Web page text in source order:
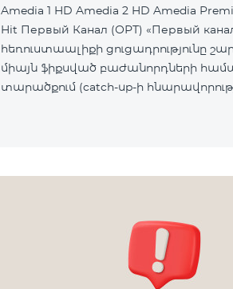
Amedia 1 HD Amedia 2 HD Amedia
Hit Первый Канал (ОРТ) «Первый канал»
հեռուստաալիքի ցուցադրությունը
միայն ֆիքսված բաժանորդների
տարածքում (catch-up-ի